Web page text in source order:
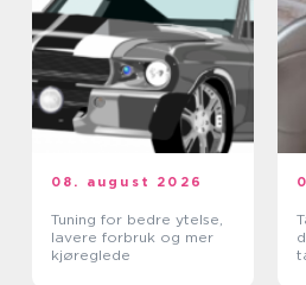
08. august 2026
Tuning for bedre ytelse,
lavere forbruk og mer
kjøreglede